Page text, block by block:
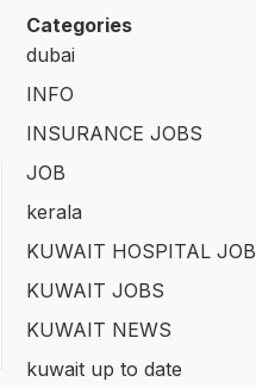
Categories
dubai
INFO
INSURANCE JOBS
JOB
kerala
KUWAIT HOSPITAL JOB
KUWAIT JOBS
KUWAIT NEWS
kuwait up to date